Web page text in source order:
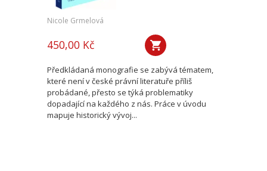
Nicole Grmelová
450,00 Kč
Předkládaná monografie se zabývá tématem,
které není v české právní literatuře příliš
probádané, přesto se týká problematiky
dopadající na každého z nás. Práce v úvodu
mapuje historický vývoj...